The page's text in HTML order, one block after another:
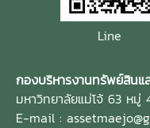
Line
กองบริหารงานทรัพย์สินแ
มหาวิทยาลัยแม่โจ้ 63 หมู่
E-mail :